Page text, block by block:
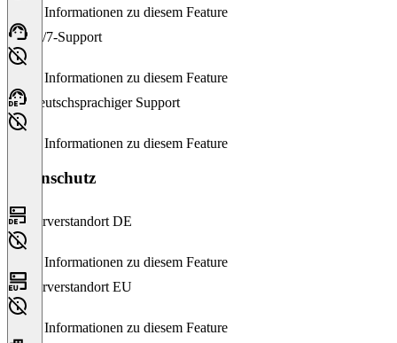
Keine Informationen zu diesem Feature
24/7-Support
Keine Informationen zu diesem Feature
Deutschsprachiger Support
Keine Informationen zu diesem Feature
Datenschutz
Serverstandort DE
Keine Informationen zu diesem Feature
Serverstandort EU
Keine Informationen zu diesem Feature